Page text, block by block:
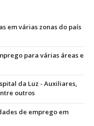
em várias zonas do país
para várias áreas e
da Luz - Auxiliares,
outros
de emprego em